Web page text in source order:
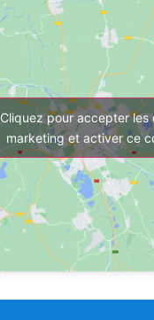
Cliquez pour accepter les
marketing et activer ce